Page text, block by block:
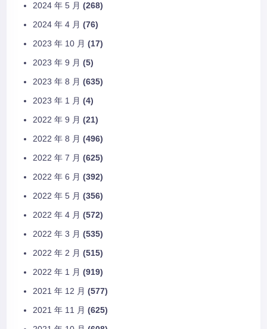
2024 年 5 月 (268)
2024 年 4 月 (76)
2023 年 10 月 (17)
2023 年 9 月 (5)
2023 年 8 月 (635)
2023 年 1 月 (4)
2022 年 9 月 (21)
2022 年 8 月 (496)
2022 年 7 月 (625)
2022 年 6 月 (392)
2022 年 5 月 (356)
2022 年 4 月 (572)
2022 年 3 月 (535)
2022 年 2 月 (515)
2022 年 1 月 (919)
2021 年 12 月 (577)
2021 年 11 月 (625)